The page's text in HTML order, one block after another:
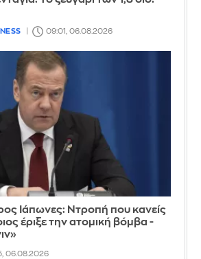
09:01, 06.08.2026
Ιάπωνες: Ντροπή που κανείς
έριξε την ατομική βόμβα -
06.08.2026